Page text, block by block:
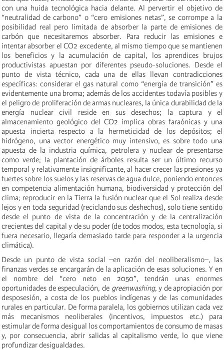
con una huida tecnológica hacia delante. Al pervertir el objetivo de
“neutralidad de carbono” o “cero emisiones netas”, se corrompe a la
posibilidad real pero limitada de absorber la parte de emisiones de
carbón que necesitaremos absorber. Para reducir las emisiones e
intentar absorber el CO2 excedente, al mismo tiempo que se mantienen
los beneficios y la acumulación de capital, los aprendices brujos
productivistas apuestan por diferentes pseudo-soluciones. Desde el
punto de vista técnico, cada una de ellas llevan contradicciones
específicas: considerar el gas natural como “energía de transición” es
evidentemente una broma; además de los accidentes todavía posibles y
el peligro de proliferación de armas nucleares, la única durabilidad de la
energía nuclear civil reside en sus desechos; la captura y el
almacenamiento geológico del CO2 implica obras faraónicas y una
apuesta incierta respecto a la hermeticidad de los depósitos; el
hidrógeno, una vector energético muy intensivo, es sobre todo una
apuesta de la industria química, petrolera y nuclear de presentarse
como verde; la plantación de árboles resulta ser un último recurso
temporal y relativamente insignificante, al hacer crecer las presiones ya
fuertes sobre los suelos y las reservas de agua dulce, poniendo entonces
en competencia alimentación humana, biodiversidad y protección del
clima; reproducir en la Tierra la fusión nuclear que el Sol realiza desde
lejos y en toda seguridad (reciclando sus deshechos), solo tiene sentido
desde el punto de vista de la concentración y de la centralización
crecientes del capital y de su poder (de todos modos, esta tecnología, si
fuera necesario, llegaría demasiado tarde para responder a la urgencia
climática).
Desde un punto de vista social –en razón del neoliberalismo–, las
finanzas verdes se encargarán de la aplicación de esas soluciones. Y en
el nombre del “cero neto en 2050”, tendrán unas enormes
oportunidades de especulación, de greenwashing, y de apropiación por
desposesión, a costa de los pueblos indígenas y de las comunidades
rurales en particular. De forma paralela, los gobiernos utilizan cada vez
más mecanismos neoliberales (incentivos, impuestos etc.) para
estimular de forma desigual los comportamientos de consumo de masas
y, por consecuencia, abrir salidas al capitalismo verde, lo que viene
profundizar desigualdades.